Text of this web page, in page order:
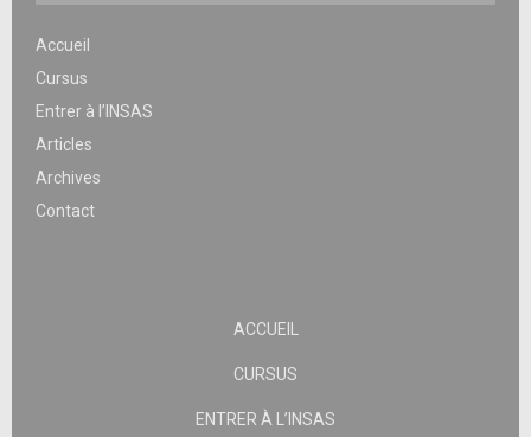
Accueil
Cursus
Entrer à l’INSAS
Articles
Archives
Contact
ACCUEIL
CURSUS
ENTRER À L’INSAS